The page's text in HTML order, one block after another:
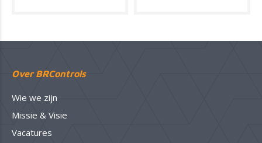
Over BRControls
Wie we zijn
Missie & Visie
Vacatures